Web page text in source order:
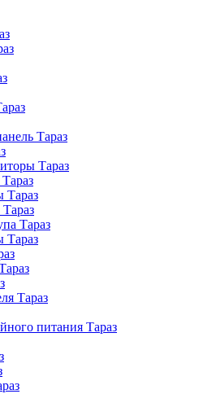
Тараз
Тараз
Тараз
Тараз
Тараз
Тараз
питания Тараз